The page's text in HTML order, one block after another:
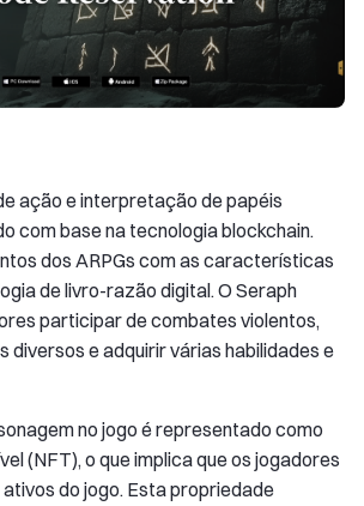
ação e interpretação de papéis
com base na tecnologia blockchain.
dos ARPGs com as características
de livro-razão digital. O Seraph
participar de combates violentos,
diversos e adquirir várias habilidades e
no jogo é representado como
(NFT), o que implica que os jogadores
do jogo. Esta propriedade